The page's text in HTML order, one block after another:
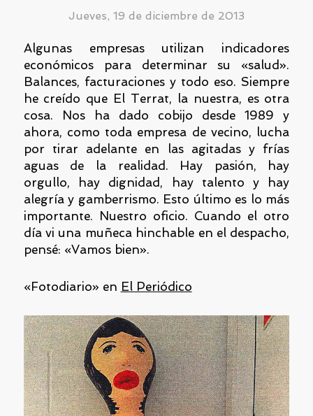
Jueves, 19 de diciembre de 2013
Algunas empresas utilizan indicadores
económicos para determinar su «salud».
Balances, facturaciones y todo eso. Siempre
he creído que El Terrat, la nuestra, es otra
cosa. Nos ha dado cobijo desde 1989 y
ahora, como toda empresa de vecino, lucha
por tirar adelante en las agitadas y frías
aguas de la realidad. Hay pasión, hay
orgullo, hay dignidad, hay talento y hay
alegría y gamberrismo. Esto último es lo más
importante. Nuestro oficio. Cuando el otro
día vi una muñeca hinchable en el despacho,
pensé: «Vamos bien».
«Fotodiario» en El Periódico